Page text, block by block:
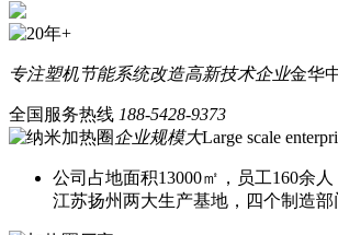
专注塑机节能系统改造高新技术企业金华
全国服务热线 188-5428-9373
企业规模大Large scale
公司占地面积13000㎡，员工160余
江苏扬州两大生产基地，四个制造部